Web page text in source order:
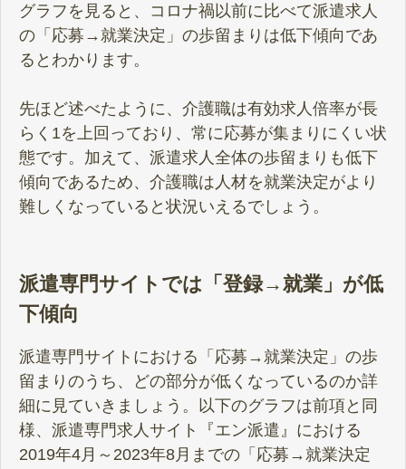
グラフを見ると、コロナ禍以前に比べて派遣求人
の「応募→就業決定」の歩留まりは低下傾向であ
るとわかります。
先ほど述べたように、介護職は有効求人倍率が長
らく1を上回っており、常に応募が集まりにくい状
態です。加えて、派遣求人全体の歩留まりも低下
傾向であるため、介護職は人材を就業決定がより
難しくなっていると状況いえるでしょう。
派遣専門サイトでは「登録→就業」が低
下傾向
派遣専門サイトにおける「応募→就業決定」の歩
留まりのうち、どの部分が低くなっているのか詳
細に見ていきましょう。以下のグラフは前項と同
様、派遣専門求人サイト『エン派遣』における
2019年4月～2023年8月までの「応募→就業決定